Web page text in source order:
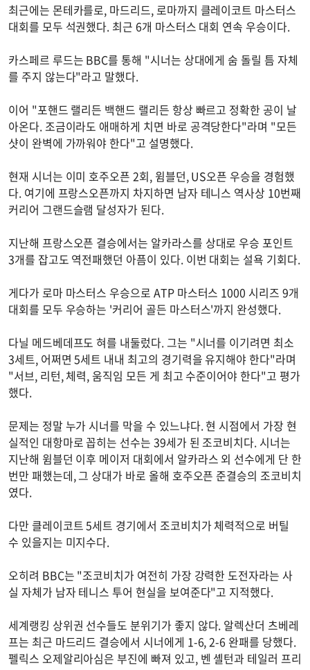
최근에는 몬테카를로, 마드리드, 로마까지 클레이코트 마스터스
대회를 모두 석권했다. 최근 6개 마스터스 대회 연속 우승이다.
카스페르 루드는 BBC를 통해 "시너는 상대에게 숨 돌릴 틈 자체
를 주지 않는다"라고 말했다.
이어 "포핸드 랠리든 백핸드 랠리든 항상 빠르고 정확한 공이 날
아온다. 조금이라도 애매하게 치면 바로 공격당한다"라며 "모든
샷이 완벽에 가까워야 한다"고 설명했다.
현재 시너는 이미 호주오픈 2회, 윔블던, US오픈 우승을 경험했
다. 여기에 프랑스오픈까지 차지하면 남자 테니스 역사상 10번째
커리어 그랜드슬램 달성자가 된다.
지난해 프랑스오픈 결승에서는 알카라스를 상대로 우승 포인트
3개를 잡고도 역전패했던 아픔이 있다. 이번 대회는 설욕 기회다.
게다가 로마 마스터스 우승으로 ATP 마스터스 1000 시리즈 9개
대회를 모두 우승하는 '커리어 골든 마스터스'까지 완성했다.
다닐 메드베데프도 혀를 내둘렀다. 그는 "시너를 이기려면 최소
3세트, 어쩌면 5세트 내내 최고의 경기력을 유지해야 한다"라며
"서브, 리턴, 체력, 움직임 모든 게 최고 수준이어야 한다"고 평가
했다.
문제는 정말 누가 시너를 막을 수 있느냐다. 현 시점에서 가장 현
실적인 대항마로 꼽히는 선수는 39세가 된 조코비치다. 시너는
지난해 윔블던 이후 메이저 대회에서 알카라스 외 선수에게 단 한
번만 패했는데, 그 상대가 바로 올해 호주오픈 준결승의 조코비치
였다.
다만 클레이코트 5세트 경기에서 조코비치가 체력적으로 버틸
수 있을지는 미지수다.
오히려 BBC는 "조코비치가 여전히 가장 강력한 도전자라는 사
실 자체가 남자 테니스 투어 현실을 보여준다"고 지적했다.
세계랭킹 상위권 선수들도 분위기가 좋지 않다. 알렉산더 츠베레
프는 최근 마드리드 결승에서 시너에게 1-6, 2-6 완패를 당했다.
펠릭스 오제알리아심은 부진에 빠져 있고, 벤 셸턴과 테일러 프리